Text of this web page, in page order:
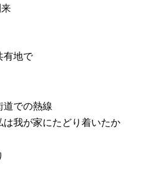
有地で
道での熱線
は我が家にたどり着いたか